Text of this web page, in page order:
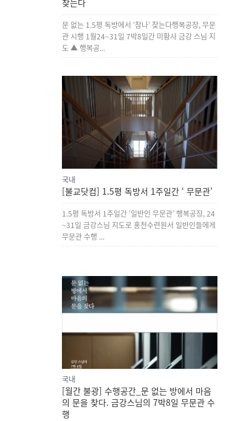
문 없는 1.5평 독방에서 ‘참나’ 찾는다행복공장, 무문
관 시행 1월24~31일 7박8일간 미황사 금강 스님 지
도 ▲ 행복공...
국내
[불교닷컴] 1.5평 독방서 1주일간 ‘ 무문관’
1.5평 독방서 1주일간 ‘일반인 무문관’ 행복공장, 24
~31일 금강스님 지도로 홍천수련원서 일반인들에게
무문관 수행 ...
국내
[월간 불광] 수행공간_문 없는 방에서 마음
의 문을 찾다. 금강스님의 7박8일 무문관 수
행